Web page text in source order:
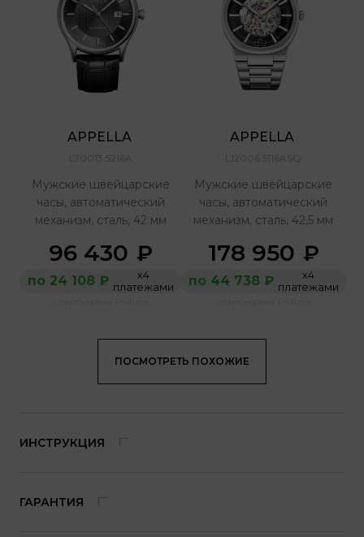
APPELLA
L70013.5216A
Мужские швейцарские
часы, автоматический
механизм, сталь, 42 мм
96 430 ₽
по 24 108 ₽
х4
платежами
APPELLA
L12006.5116ASQ
Мужские швейцарские
часы, автоматический
механизм, сталь, 42,5 мм
178 950 ₽
по 44 738 ₽
х4
платежами
ПОСМОТРЕТЬ ПОХОЖИЕ
ИНСТРУКЦИЯ
ГАРАНТИЯ